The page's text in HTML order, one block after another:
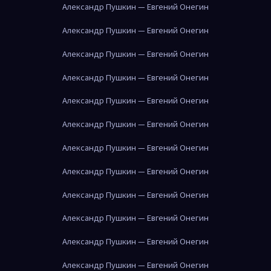
Александр Пушкин — Евгений Онегин
Александр Пушкин — Евгений Онегин
Александр Пушкин — Евгений Онегин
Александр Пушкин — Евгений Онегин
Александр Пушкин — Евгений Онегин
Александр Пушкин — Евгений Онегин
Александр Пушкин — Евгений Онегин
Александр Пушкин — Евгений Онегин
Александр Пушкин — Евгений Онегин
Александр Пушкин — Евгений Онегин
Александр Пушкин — Евгений Онегин
Александр Пушкин — Евгений Онегин